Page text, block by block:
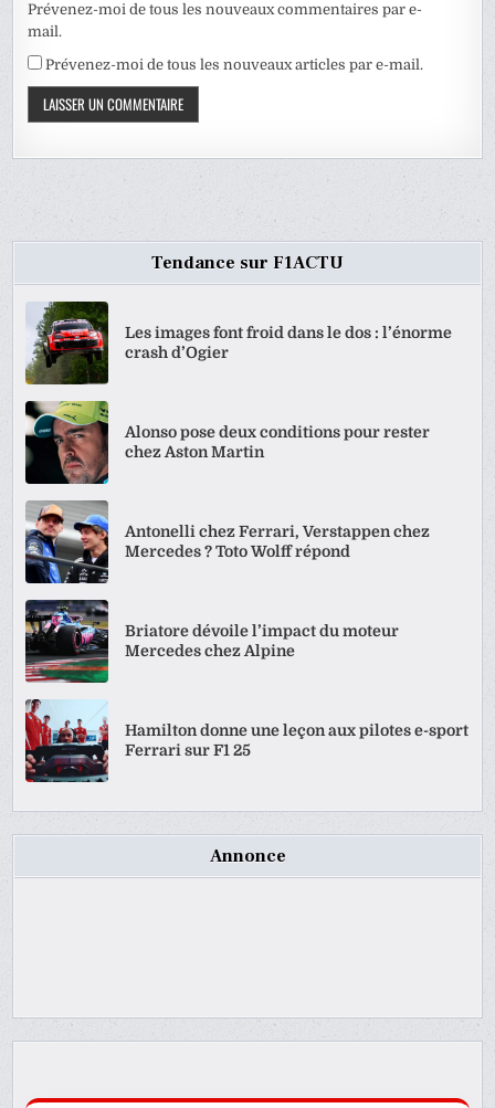
Prévenez-moi de tous les nouveaux commentaires par e-
mail.
Prévenez-moi de tous les nouveaux articles par e-mail.
Tendance sur F1ACTU
Les images font froid dans le dos : l’énorme
crash d’Ogier
Alonso pose deux conditions pour rester
chez Aston Martin
Antonelli chez Ferrari, Verstappen chez
Mercedes ? Toto Wolff répond
Briatore dévoile l’impact du moteur
Mercedes chez Alpine
Hamilton donne une leçon aux pilotes e-sport
Ferrari sur F1 25
Annonce